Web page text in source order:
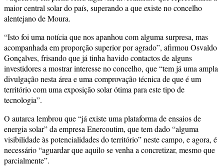
maior central solar do país, superando a que existe no concelho
alentejano de Moura.
“Isto foi uma notícia que nos apanhou com alguma surpresa, mas
acompanhada em proporção superior por agrado”, afirmou Osvaldo
Gonçalves, frisando que já tinha havido contactos de alguns
investidores a mostrar interesse no concelho, que “tem já uma ampla
divulgação nesta área e uma comprovação técnica de que é um
território com uma exposição solar ótima para este tipo de
tecnologia”.
O autarca lembrou que “já existe uma plataforma de ensaios de
energia solar” da empresa Enercoutim, que tem dado “alguma
visibilidade às potencialidades do território” neste campo, e agora, é
necessário “aguardar que aquilo se venha a concretizar, mesmo que
parcialmente”.